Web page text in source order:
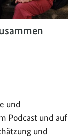
und
Podcast und auf
und